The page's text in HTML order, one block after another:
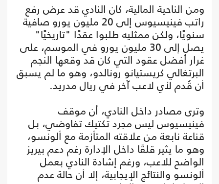
ومن الناحية المالية، كان النادي قد عرض رفع
راتب فينيسيوس إلى 20 مليون يورو صافية
سنويًا، ولكن ممثليه طلبوا عقدًا "تاريخيًا"
يصل إلى 30 مليون يورو في الموسم، على
غرار أفضل عقود التي كان قد وقعها النجم
البرتغالي كريستيانو رونالدو، وهو ما لم يسبق
أن قُدم لأي لاعب آخر في ريال مدريد.
وترى مصادر داخل النادي، أن موقف
فينيسيوس ليس مجرد تكتيك تفاوضي، بل
قناعة نابعة من علاقته المتأزمة مع ألونسو،
وهو ما يثير قلقًا داخل الإدارة رغم دعم بيريز
الواضح للاعب، ورغم إشادة النادي بعمل
ألونسو والنتائج الإيجابية، إلا أن حالة عدم